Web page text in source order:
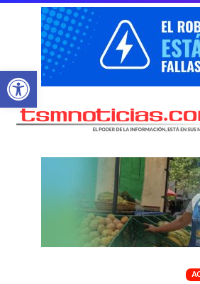
Abrir barra de herramientas